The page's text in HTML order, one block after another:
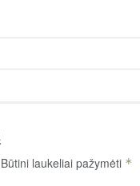
Būtini laukeliai pažymėti *